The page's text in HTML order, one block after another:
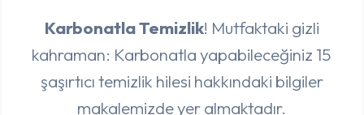
Karbonatla Temizlik! Mutfaktaki gizli
kahraman: Karbonatla yapabileceğiniz 15
şaşırtıcı temizlik hilesi hakkındaki bilgiler
makalemizde yer almaktadır.